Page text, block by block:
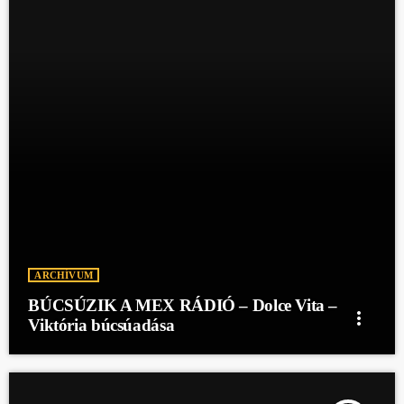
ARCHÍVUM
BÚCSÚZIK A MEX RÁDIÓ – Dolce Vita –
Viktória búcsúadása
more_vert